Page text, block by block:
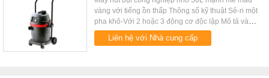
vàng với tiếng ồn thấp Thông số kỹ thuật Sê-ri một
pha khô-Với 2 hoặc 3 động cơ độc lập Mô tả và
Ứng dụng: 1. Thiết kế nhỏ gọn, di động và bền. 2.
Với 3 động cơ chân ...
Liên hệ với Nhà cung cấp